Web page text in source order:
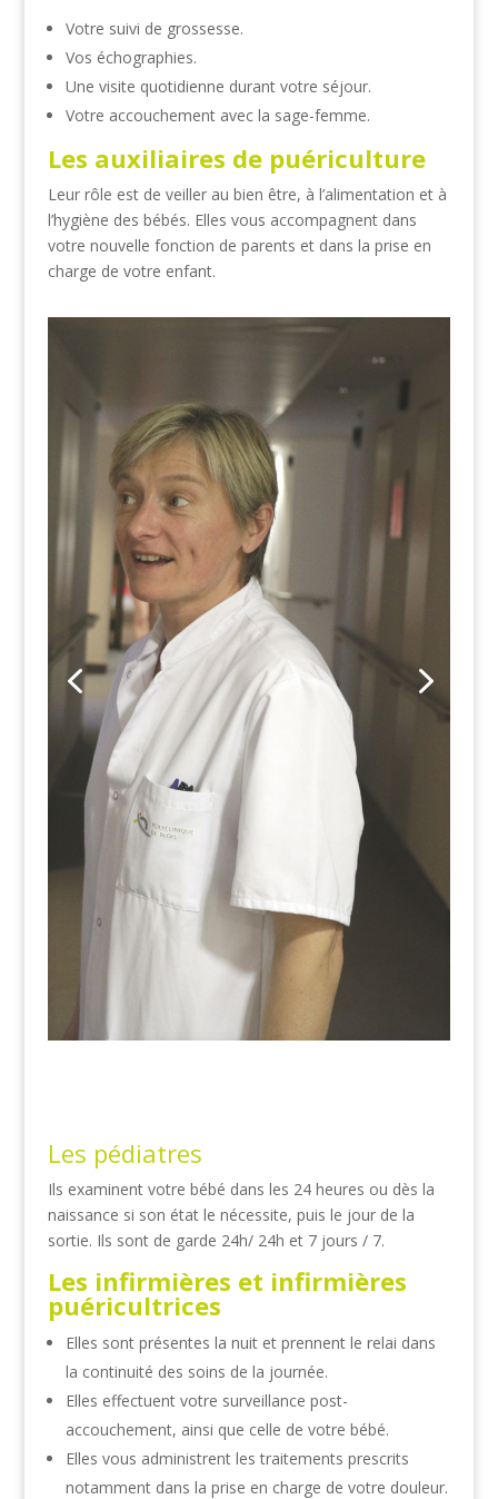
Votre suivi de grossesse.
Vos échographies.
Une visite quotidienne durant votre séjour.
Votre accouchement avec la sage-femme.
Les auxiliaires de puériculture
Leur rôle est de veiller au bien être, à l’alimentation et à
l’hygiène des bébés. Elles vous accompagnent dans
votre nouvelle fonction de parents et dans la prise en
charge de votre enfant.
Les pédiatres
Ils examinent votre bébé dans les 24 heures ou dès la
naissance si son état le nécessite, puis le jour de la
sortie. Ils sont de garde 24h/ 24h et 7 jours / 7.
Les infirmières et infirmières
puéricultrices
Elles sont présentes la nuit et prennent le relai dans
la continuité des soins de la journée.
Elles effectuent votre surveillance post-
accouchement, ainsi que celle de votre bébé.
Elles vous administrent les traitements prescrits
notamment dans la prise en charge de votre douleur.